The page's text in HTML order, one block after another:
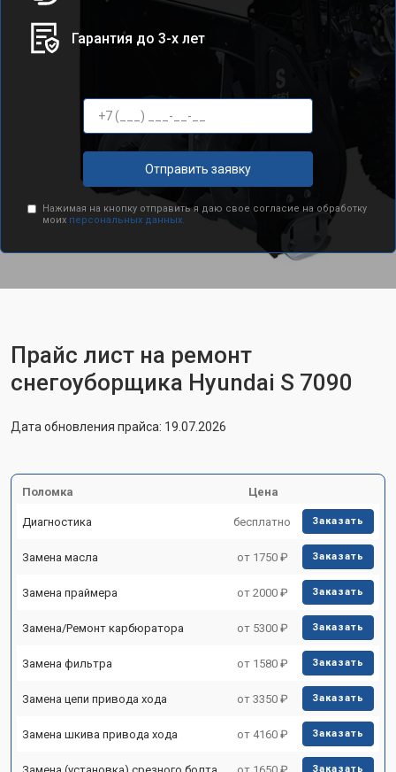
Гарантия до 3-х лет
Отправить заявку
Нажимая на кнопку отправить я даю свое согласие на обработку
моих персональных данных.
Прайс лист на ремонт
снегоуборщика Hyundai S 7090
Дата обновления прайса: 19.07.2026
Поломка Цена
Диагностика бесплатно Заказать
Замена масла от 1750 ₽ Заказать
Замена праймера от 2000 ₽ Заказать
Замена/Pемонт карбюратора от 5300 ₽ Заказать
Замена фильтра от 1580 ₽ Заказать
Замена цепи привода хода от 3350 ₽ Заказать
Замена шкива привода хода от 4160 ₽ Заказать
Замена (установка) срезного болта от 1650 ₽ Заказать